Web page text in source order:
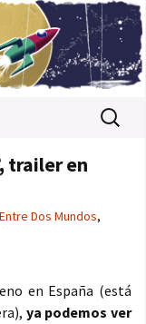
Buscar:
trailer en
Dos Mundos,
en España (está
ya podemos ver